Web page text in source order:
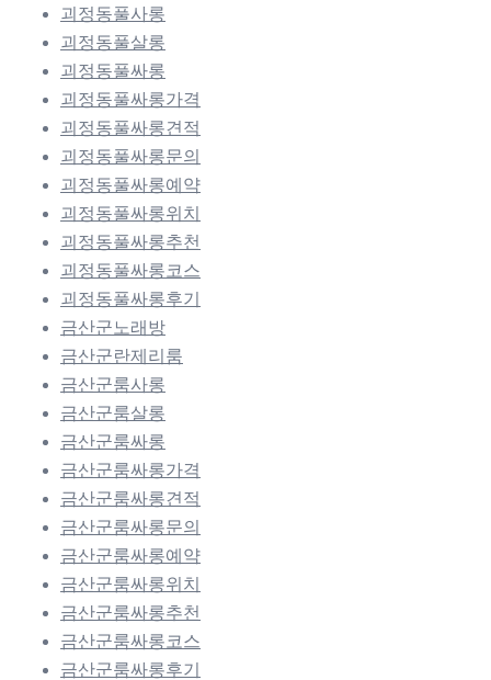
괴정동풀사롱
괴정동풀살롱
괴정동풀싸롱
괴정동풀싸롱가격
괴정동풀싸롱견적
괴정동풀싸롱문의
괴정동풀싸롱예약
괴정동풀싸롱위치
괴정동풀싸롱추천
괴정동풀싸롱코스
괴정동풀싸롱후기
금산군노래방
금산군란제리룸
금산군룸사롱
금산군룸살롱
금산군룸싸롱
금산군룸싸롱가격
금산군룸싸롱견적
금산군룸싸롱문의
금산군룸싸롱예약
금산군룸싸롱위치
금산군룸싸롱추천
금산군룸싸롱코스
금산군룸싸롱후기